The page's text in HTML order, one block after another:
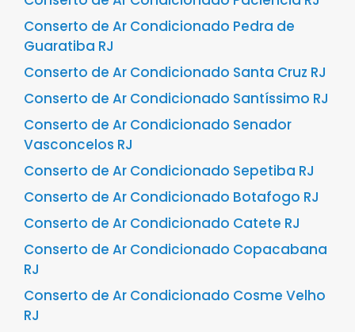
Conserto de Ar Condicionado Pedra de
Guaratiba RJ
Conserto de Ar Condicionado Santa Cruz RJ
Conserto de Ar Condicionado Santíssimo RJ
Conserto de Ar Condicionado Senador
Vasconcelos RJ
Conserto de Ar Condicionado Sepetiba RJ
Conserto de Ar Condicionado Botafogo RJ
Conserto de Ar Condicionado Catete RJ
Conserto de Ar Condicionado Copacabana
RJ
Conserto de Ar Condicionado Cosme Velho
RJ